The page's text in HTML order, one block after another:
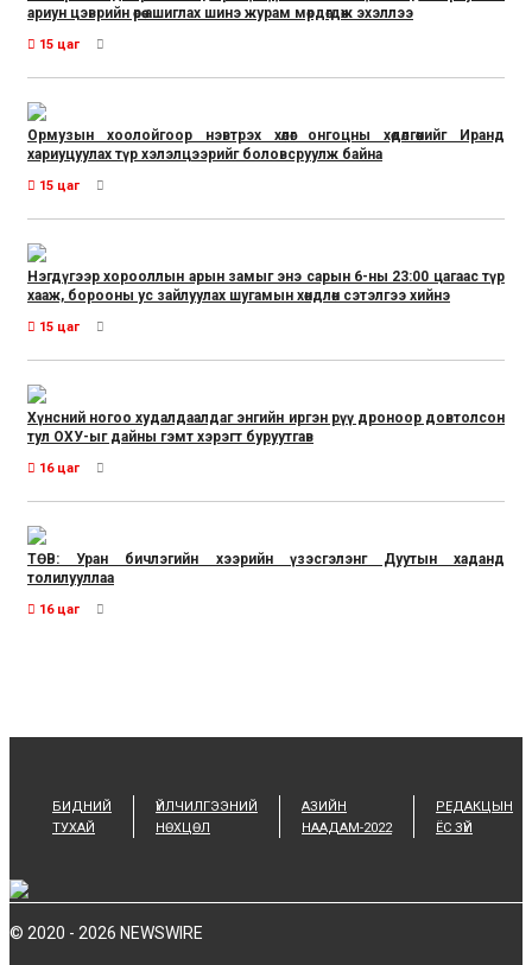
ариун цэврийн өрөө ашиглах шинэ журам мөрдөгдөж эхэллээ
15 цаг
Ормузын хоолойгоор нэвтрэх хөлөг онгоцны хөдөлгөөнийг Иранд
хариуцуулах түр хэлэлцээрийг боловсруулж байна
15 цаг
Нэгдүгээр хорооллын арын замыг энэ сарын 6-ны 23:00 цагаас түр
хааж, борооны ус зайлуулах шугамын хөндлөн сэтэлгээ хийнэ
15 цаг
Хүнсний ногоо худалдаалдаг энгийн иргэн рүү дроноор довтолсон
тул ОХУ-ыг дайны гэмт хэрэгт буруутгав
16 цаг
ТӨВ: Уран бичлэгийн хээрийн үзэсгэлэнг Дуутын хаданд
толилууллаа
16 цаг
БИДНИЙ
ТУХАЙ
ҮЙЛЧИЛГЭЭНИЙ
НӨХЦӨЛ
АЗИЙН
НААДАМ-2022
РЕДАКЦЫН
ЁС ЗҮЙ
© 2020 - 2026 NEWSWIRE